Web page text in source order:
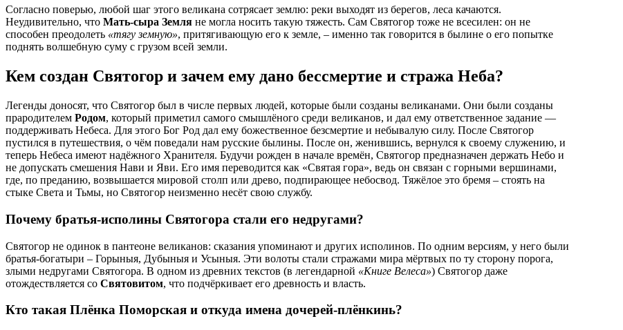
Согласно поверью, любой шаг этого великана сотрясает землю: реки выходят из берегов, леса качаются.
Неудивительно, что Мать-сыра Земля не могла носить такую тяжесть. Сам Святогор тоже не всесилен: он не
способен преодолеть «тягу земную», притягивающую его к земле, – именно так говорится в былине о его попытке
поднять волшебную суму с грузом всей земли.
Кем создан Святогор и зачем ему дано бессмертие и стража Неба?
Легенды доносят, что Святогор был в числе первых людей, которые были созданы великанами. Они были созданы
прародителем Родом, который приметил самого смышлёного среди великанов, и дал ему ответственное задание —
поддерживать Небеса. Для этого Бог Род дал ему божественное безсмертие и небывалую силу. После Святогор
пустился в путешествия, о чём поведали нам русские былины. После он, женившись, вернулся к своему служению, и
теперь Небеса имеют надёжного Хранителя. Будучи рожден в начале времён, Святогор предназначен держать Небо и
не допускать смешения Нави и Яви. Его имя переводится как «Святая гора», ведь он связан с горными вершинами,
где, по преданию, возвышается мировой столп или древо, подпирающее небосвод. Тяжёлое это бремя – стоять на
стыке Света и Тьмы, но Святогор неизменно несёт свою службу.
Почему братья-исполины Святогора стали его недругами?
Святогор не одинок в пантеоне великанов: сказания упоминают и других исполинов. По одним версиям, у него были
братья-богатыри – Горыныя, Дубыныя и Усыныя. Эти волоты стали стражами мира мёртвых по ту сторону порога,
злыми недругами Святогора. В одном из древних текстов (в легендарной «Книге Велеса») Святогор даже
отождествляется со Святовитом, что подчёркивает его древность и власть.
Кто такая Плёнка Поморская и откуда имена дочерей-плёнкинь?